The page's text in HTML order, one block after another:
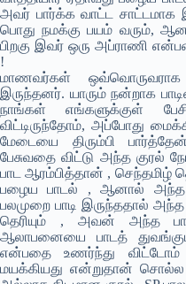
அவர் பார்க்க வாட்ட சாட்டமாக
பொது நமக்கு பயம் வரும்,
பிறகு இவர் ஒரு அப்ராணி
!
மாணவர்கள் ஒவ்வொருவராக
இருந்தனர். யாரும் நன்றாக
நாங்கள் எங்களுக்குள்
விட்டிருந்தோம், அப்போது
மேடையை திரும்பி
பேசுவதை விட்டு அந்த குரல்
பாட ஆரம்பித்தான் , செந்தமிழ்
பழைய பாடல் , ஆனால் அந்த
பலமுறை பாடி இருந்ததால்
தெரியும் , அவன் அந்த
ஆலாபனையை பாடத்
என்பதை உணர்ந்து
மயக்கியது என்றுதான்